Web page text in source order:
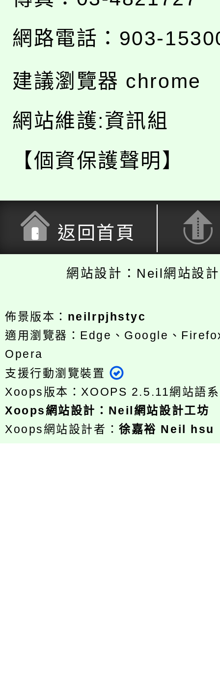
網路電話：903-
建議瀏覽器 chrome
網站維護:資訊組
【個資保護聲明】
返回首頁
網站設計：Neil網站設
佈景版本： neilrpjhstyc
適用瀏覽器：Edge、Google、
Opera
支援行動瀏覽裝置
Xoops版本： XOOPS 2.5.11網站語
Xoops網站設計 ： Neil網站設計工坊
Xoops網站設計者：徐嘉裕 Neil hsu